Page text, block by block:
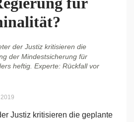
der Justiz kritisieren die
der Mindestsicherung für
heftig. Experte: Rückfall vor
Justiz kritisieren die geplante